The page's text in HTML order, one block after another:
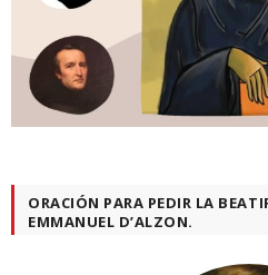
ORACIÓN PARA PEDIR LA
EMMANUEL D’ALZON.